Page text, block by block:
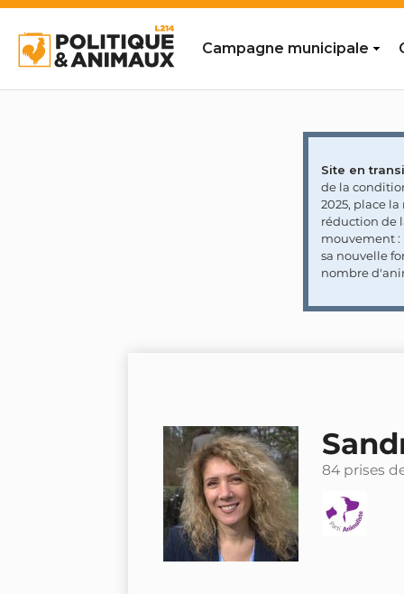
Campagne municipale
Site en
de la
2025, place
réduction de
mouvement :
sa nouvelle
nombre
84 prises